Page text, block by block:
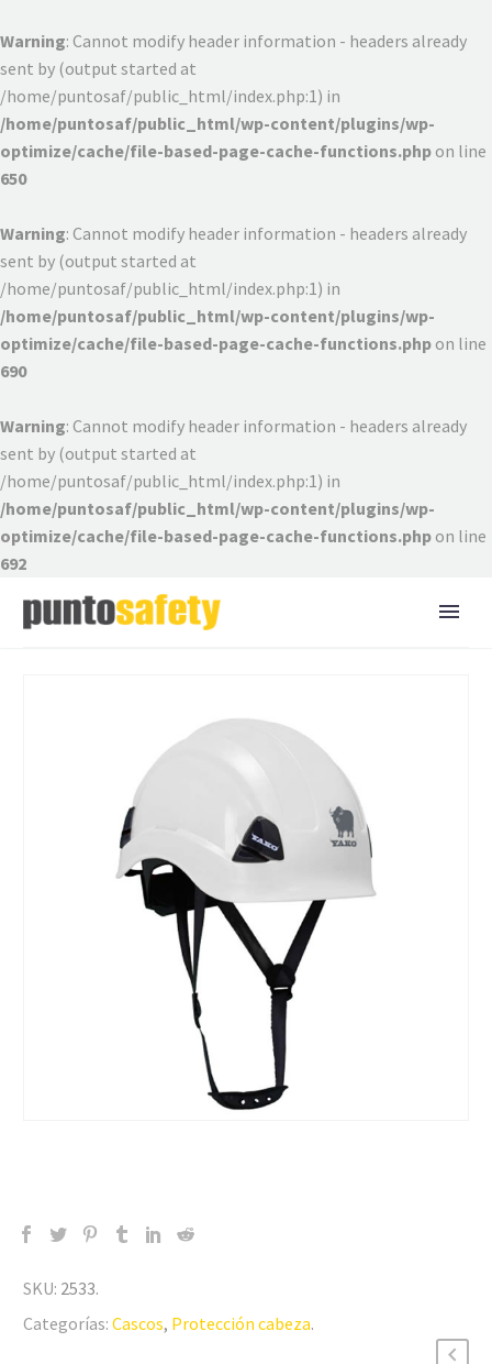
Warning: Cannot modify header information - headers already
sent by (output started at
/home/puntosaf/public_html/index.php:1) in
/home/puntosaf/public_html/wp-content/plugins/wp-
optimize/cache/file-based-page-cache-functions.php on line
650
Warning: Cannot modify header information - headers already
sent by (output started at
/home/puntosaf/public_html/index.php:1) in
/home/puntosaf/public_html/wp-content/plugins/wp-
optimize/cache/file-based-page-cache-functions.php on line
690
Warning: Cannot modify header information - headers already
sent by (output started at
/home/puntosaf/public_html/index.php:1) in
/home/puntosaf/public_html/wp-content/plugins/wp-
optimize/cache/file-based-page-cache-functions.php on line
692
SKU: 2533.
Categorías: Cascos, Protección cabeza.